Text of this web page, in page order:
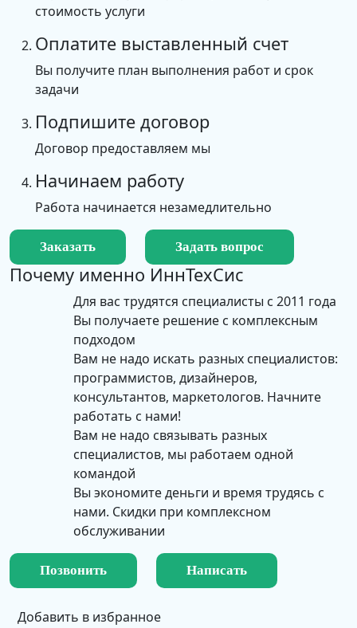
стоимость услуги
Оплатите выставленный счет
Вы получите план выполнения работ и срок
задачи
Подпишите договор
Договор предоставляем мы
Начинаем работу
Работа начинается незамедлительно
Заказать Задать вопрос
Почему именно ИннТехСис
Для вас трудятся специалисты с 2011 года
Вы получаете решение с комплексным
подходом
Вам не надо искать разных специалистов:
программистов, дизайнеров,
консультантов, маркетологов. Начните
работать с нами!
Вам не надо связывать разных
специалистов, мы работаем одной
командой
Вы экономите деньги и время трудясь с
нами. Скидки при комплексном
обслуживании
Позвонить Написать
Добавить в избранное